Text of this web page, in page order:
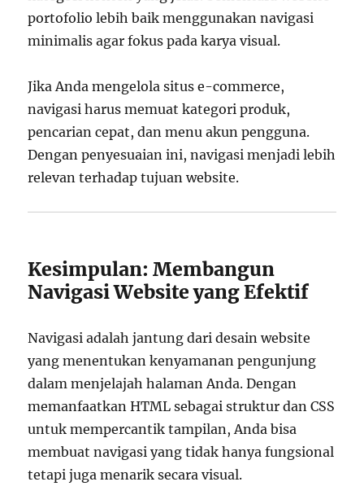
portofolio lebih baik menggunakan navigasi
minimalis agar fokus pada karya visual.
Jika Anda mengelola situs e-commerce,
navigasi harus memuat kategori produk,
pencarian cepat, dan menu akun pengguna.
Dengan penyesuaian ini, navigasi menjadi lebih
relevan terhadap tujuan website.
Kesimpulan: Membangun
Navigasi Website yang Efektif
Navigasi adalah jantung dari desain website
yang menentukan kenyamanan pengunjung
dalam menjelajah halaman Anda. Dengan
memanfaatkan HTML sebagai struktur dan CSS
untuk mempercantik tampilan, Anda bisa
membuat navigasi yang tidak hanya fungsional
tetapi juga menarik secara visual.